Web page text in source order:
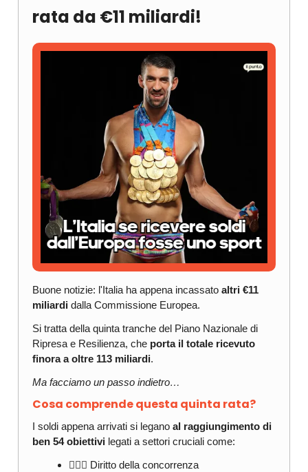
rata da €11 miliardi!
Buone notizie: l'Italia ha appena incassato altri €11
miliardi dalla Commissione Europea.
Si tratta della quinta tranche del Piano Nazionale di
Ripresa e Resilienza, che porta il totale ricevuto
finora a oltre 113 miliardi.
Ma facciamo un passo indietro…
Cosa comprende questa quinta rata?
I soldi appena arrivati si legano al raggiungimento di
ben 54 obiettivi legati a settori cruciali come:
🧑🏻‍⚖️ Diritto della concorrenza